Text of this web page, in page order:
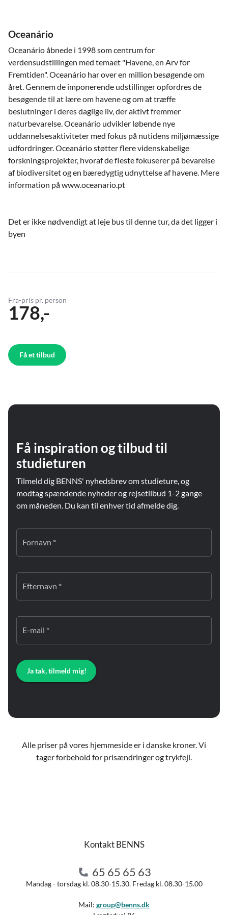
Oceanário
Oceanário åbnede i 1998 som centrum for
verdensudstillingen med temaet "Havene, en Arv for
Fremtiden". Oceanário har over en million besøgende om
året. Gennem de imponerende udstillinger opfordres de
besøgende til at lære om havene og om at træffe
beslutninger i deres daglige liv, der aktivt fremmer
naturbevarelse. Oceanário udvikler løbende nye
uddannelsesaktiviteter med fokus på nutidens miljømæssige
udfordringer. Oceanário støtter flere videnskabelige
forskningsprojekter, hvoraf de fleste fokuserer på bevarelse
af biodiversitet og en bæredygtig udnyttelse af havene. Mere
information på www.oceanario.pt
Det er ikke nødvendigt at leje bus til denne tur, da det ligger i
byen
Fra-pris pr. person
178,-
Få et tilbud
Få inspiration og tilbud til
studieturen
Tilmeld dig BENNS' nyhedsbrev om studieture, og
modtag spændende nyheder og rejsetilbud 1-2 gange
om måneden. Du kan til enhver tid afmelde dig.
Fornavn *
Efternavn *
E-mail *
Ja tak, tilmeld mig!
Alle priser på vores hjemmeside er i danske kroner. Vi
tager forbehold for prisændringer og trykfejl.
Kontakt BENNS
65 65 65 63
Mandag - torsdag kl. 08.30-15.30. Fredag kl. 08.30-15.00
Mail: group@benns.dk